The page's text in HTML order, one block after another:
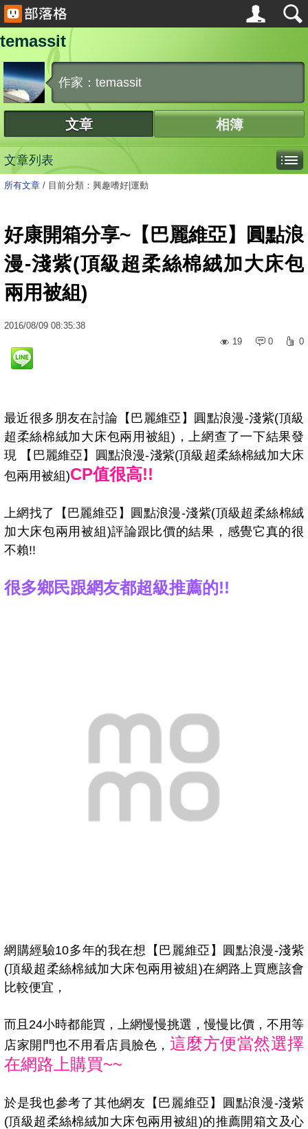
temassit
作家：temassit
文章 相簿
文章列表
所有文章 / 目前分類：興趣嗜好|運動
好康開箱分享~【巴麗維亞】圓點浪
漫-淺紫(頂級超柔絲棉絨加大床包
兩用被組)
2016/08/09 08:35:38
19
0 0
最近很多朋友在討論【巴麗維亞】圓點浪漫-淺紫(頂級
超柔絲棉絨加大床包兩用被組)，上網查了一下結果發
現 【巴麗維亞】圓點浪漫-淺紫(頂級超柔絲棉絨加大床
包兩用被組)CP值很高!!
上網找了【巴麗維亞】圓點浪漫-淺紫(頂級超柔絲棉絨
加大床包兩用被組)評論跟比價的結果，感覺它真的很
不賴!!
很多鄉民跟網友都超級推薦的!!
網購經驗10多年的我在想【巴麗維亞】圓點浪漫-淺紫
(頂級超柔絲棉絨加大床包兩用被組)在網路上買應該會
比較便宜，
而且24小時都能買，上網慢慢挑選，慢慢比價，不用等
店家開門也不用看店員臉色， 這麼方便當然選擇
在網路上購買~~
於是我也參考了其他網友【巴麗維亞】圓點浪漫-淺紫
(頂級超柔絲棉絨加大床包兩用被組)的推薦開箱文及心